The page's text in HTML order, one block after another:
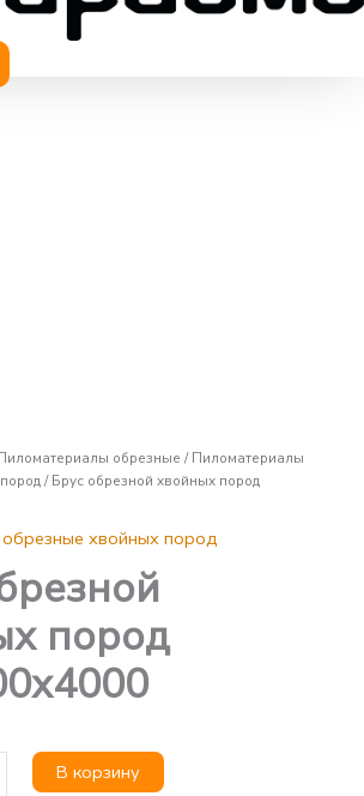
обрезные /Пиломатериалы
/ Брус обрезной хвойных пород
хвойных пород
пород
В корзину